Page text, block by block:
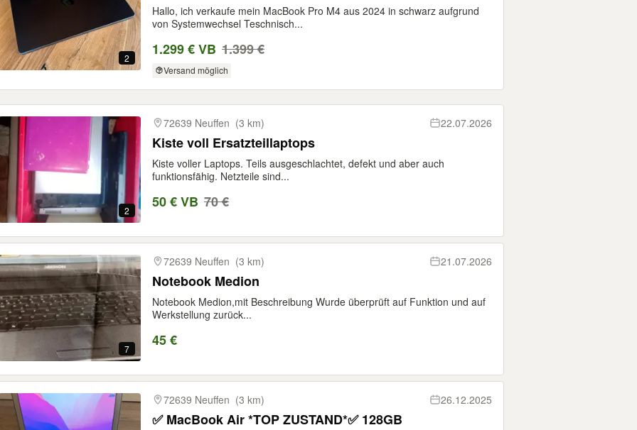
2
Hallo, ich verkaufe mein MacBook Pro M4 aus 2024 in schwarz aufgrund
von Systemwechsel Teschnisch...
1.299 € VB 1.399 €
Versand möglich
2
72639 Neuffen (3 km) 22.07.2026
Kiste voll Ersatzteillaptops
Kiste voller Laptops. Teils ausgeschlachtet, defekt und aber auch
funktionsfähig. Netzteile sind...
50 € VB 70 €
7
72639 Neuffen (3 km) 21.07.2026
Notebook Medion
Notebook Medion,mit Beschreibung Wurde überprüft auf Funktion und auf
Werkstellung zurück...
45 €
72639 Neuffen (3 km) 26.12.2025
✅ MacBook Air *TOP ZUSTAND*✅ 128GB